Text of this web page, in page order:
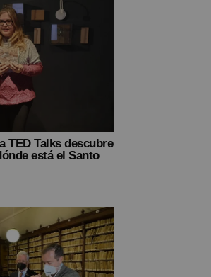
TED Talks descubre
está el Santo